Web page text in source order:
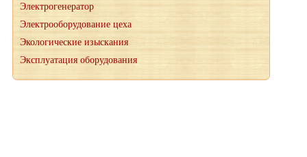
Электрогенератор
Электрооборудование цеха
Экологические изыскания
Эксплуатация оборудования